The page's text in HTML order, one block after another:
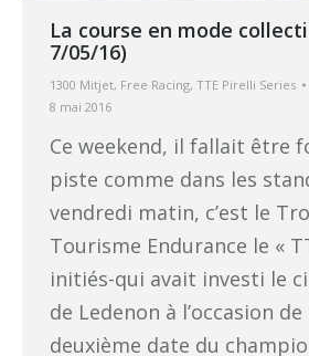
La course en mode
7/05/16)
1300 Mitjet, Free Racing, TTE Pirelli Series
8 mai 2016
Ce weekend, il fallait être
piste comme dans les
vendredi matin, c’est le
Tourisme Endurance le «
initiés-qui avait investi le
de Ledenon à l’occasion de
deuxième date du